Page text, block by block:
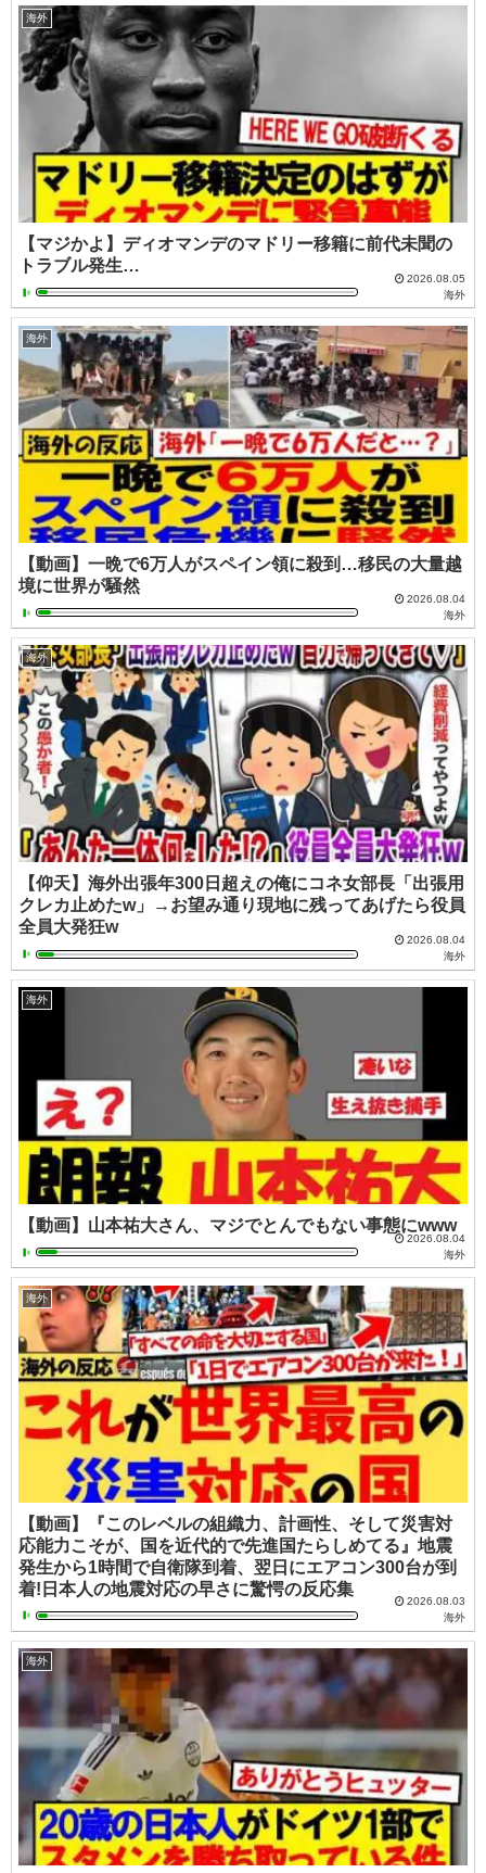
海外
【マジかよ】ディオマンデのマドリー移籍に前代未聞の
トラブル発生…
2026.08.05
海外
海外
【動画】一晩で6万人がスペイン領に殺到…移民の大量越
境に世界が騒然
2026.08.04
海外
海外
【仰天】海外出張年300日超えの俺にコネ女部長「出張用
クレカ止めたw」→お望み通り現地に残ってあげたら役員
全員大発狂w
2026.08.04
海外
海外
【動画】山本祐大さん、マジでとんでもない事態にwww
2026.08.04
海外
海外
【動画】『このレベルの組織力、計画性、そして災害対
応能力こそが、国を近代的で先進国たらしめてる』地震
発生から1時間で自衛隊到着、翌日にエアコン300台が到
着!日本人の地震対応の早さに驚愕の反応集
2026.08.03
海外
海外